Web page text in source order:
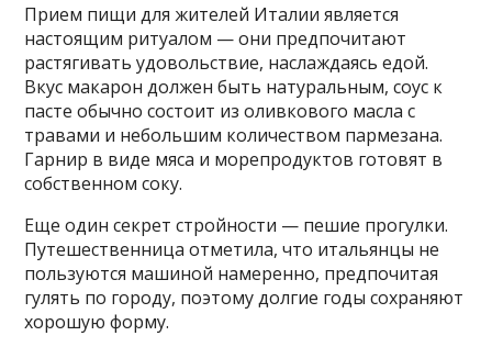
Прием пищи для жителей Италии является
настоящим ритуалом — они предпочитают
растягивать удовольствие, наслаждаясь едой.
Вкус макарон должен быть натуральным, соус к
пасте обычно состоит из оливкового масла с
травами и небольшим количеством пармезана.
Гарнир в виде мяса и морепродуктов готовят в
собственном соку.
Еще один секрет стройности — пешие прогулки.
Путешественница отметила, что итальянцы не
пользуются машиной намеренно, предпочитая
гулять по городу, поэтому долгие годы сохраняют
хорошую форму.